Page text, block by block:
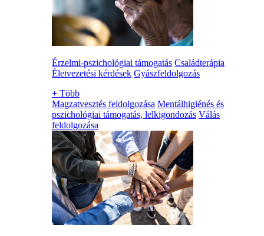
Érzelmi-pszichológiai támogatás Családterápia
Életvezetési kérdések Gyászfeldolgozás
+ Több
Magzatvesztés feldolgozása Mentálhigiénés és
pszichológiai támogatás, lelkigondozás Válás
feldolgozása